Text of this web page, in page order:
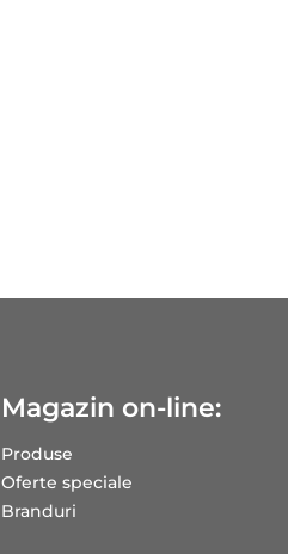
Magazin on-line:
Produse
Oferte speciale
Branduri